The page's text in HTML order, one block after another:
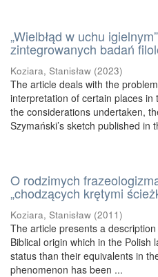
„Wielbłąd w uchu
zintegrowanych badań
Koziara, Stanisław (2023)
The article deals with the
interpretation of certain places
the considerations undertaken,
Szymański’s sketch published in
O rodzimych
„chodzących krętymi
Koziara, Stanisław (2011)
The article presents a
Biblical origin which in the Polish
status than their equivalents in
phenomenon has been ...